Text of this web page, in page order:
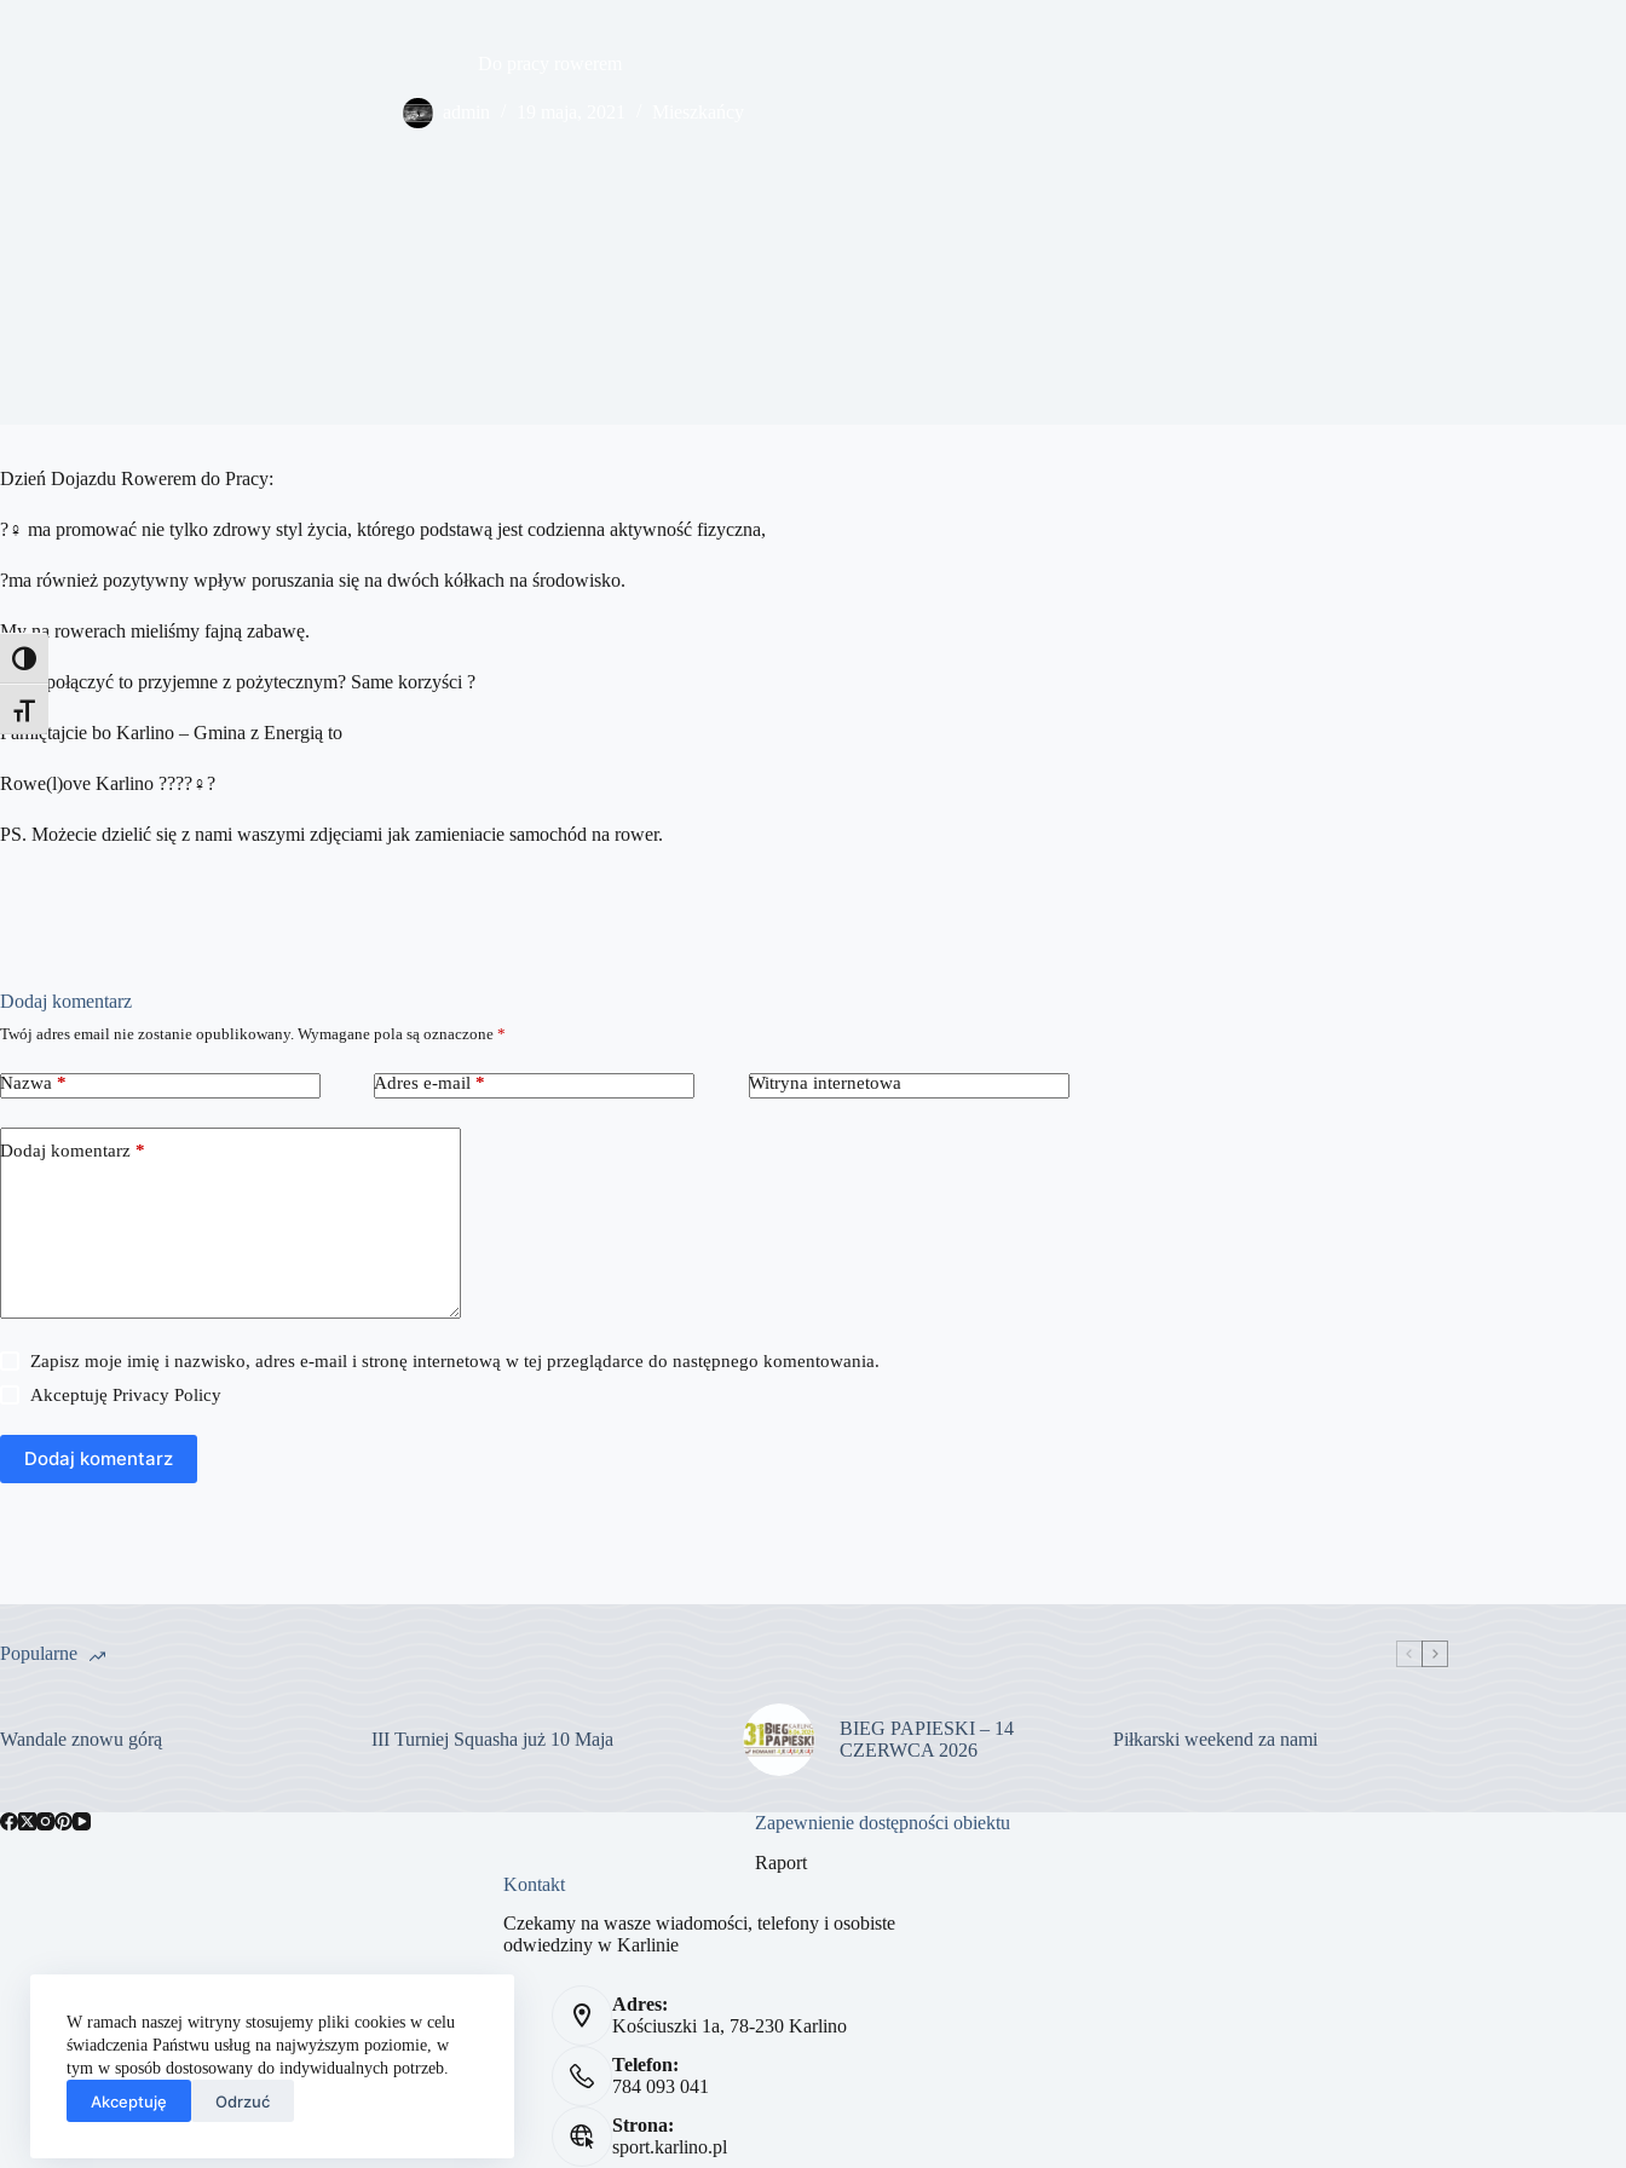
Toggle High Contrast
Toggle Font size
W ramach naszej witryny stosujemy pliki cookies w celu
świadczenia Państwu usług na najwyższym poziomie, w
tym w sposób dostosowany do indywidualnych potrzeb.
Akceptuję Odrzuć
Dzień Dojazdu Rowerem do Pracy:
?‍♀️ ma promować nie tylko zdrowy styl życia, którego podstawą jest codzienna aktywność fizyczna,
?ma również pozytywny wpływ poruszania się na dwóch kółkach na środowisko.
My na rowerach mieliśmy fajną zabawę.
A jak połączyć to przyjemne z pożytecznym? Same korzyści ?
Pamiętajcie bo Karlino – Gmina z Energią to
Rowe(l)ove Karlino ????‍♀️?
PS. Możecie dzielić się z nami waszymi zdjęciami jak zamieniacie samochód na rower.
Dodaj komentarz
Twój adres email nie zostanie opublikowany. Wymagane pola są oznaczone *
Nazwa * Adres e-mail * Witryna internetowa
Dodaj komentarz *
Zapisz moje imię i nazwisko, adres e-mail i stronę internetową w tej przeglądarce do następnego komentowania.
AkceptujęPrivacy Policy
Dodaj komentarz
Popularne
Wandale znowu górą III Turniej Squasha już 10 Maja
BIEG PAPIESKI – 14
CZERWCA 2026
Piłkarski weekend za nami
Zapewnienie dostępności obiektu
Raport
Kontakt
Czekamy na wasze wiadomości, telefony i osobiste
odwiedziny w Karlinie
Adres:
Kościuszki 1a, 78-230 Karlino
Telefon:
784 093 041
Strona:
sport.karlino.pl